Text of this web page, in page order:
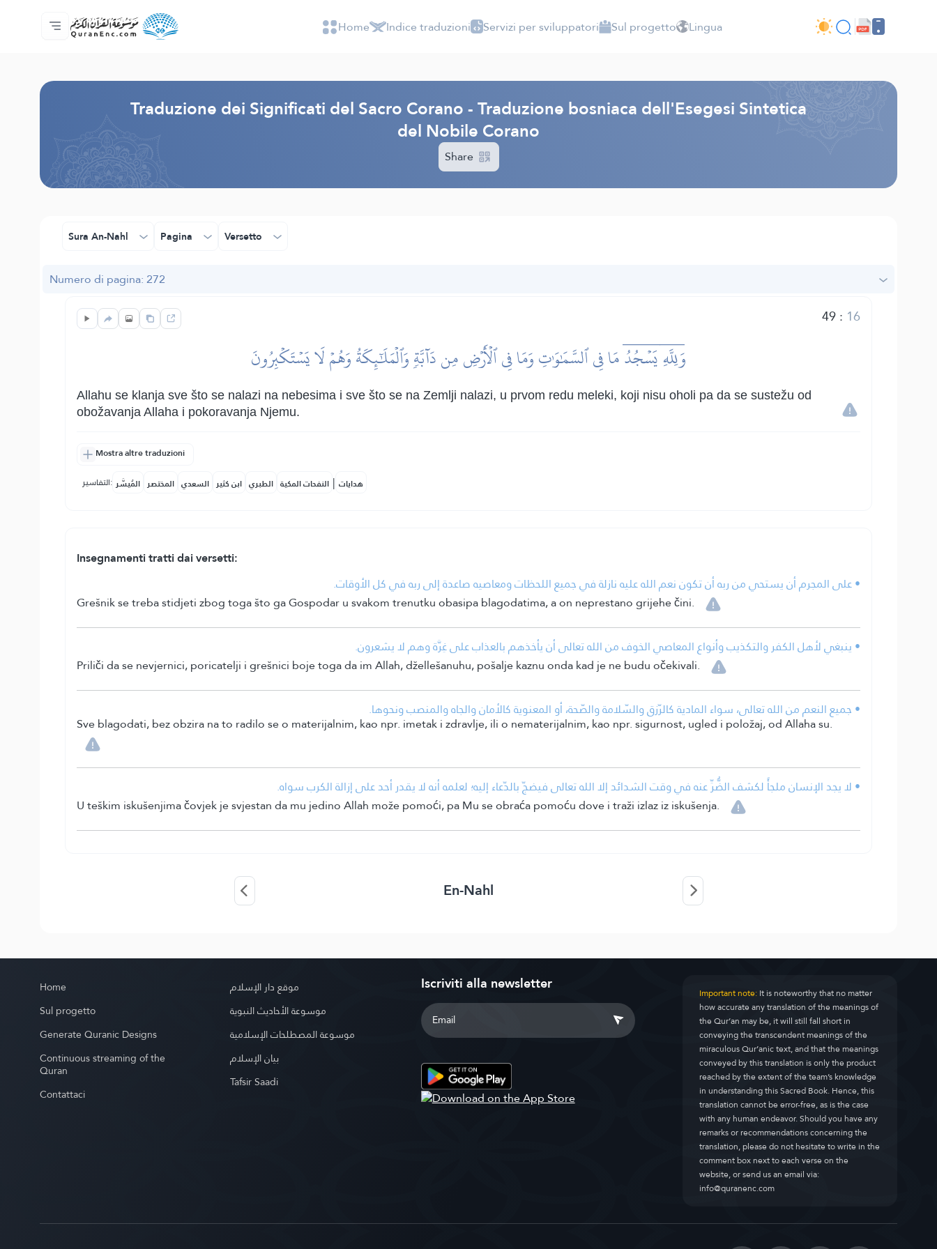
Home
Indice traduzioni
Audio
Servizi per sviluppatori - API
Sul progetto
Contattaci
Lingua Home Indice traduzioni Servizi per sviluppatori Sul progetto Lingua
Traduzione dei Significati del Sacro Corano - Traduzione bosniaca dell'Esegesi Sintetica
del Nobile Corano
Share
Sura An-Nahl Pagina Versetto
Numero di pagina: 272
49: 16
وَلِلَّهِۤ يَسۡجُدُۤ مَا فِي ٱلسَّمَٰوَٰتِ وَمَا فِي ٱلۡأَرۡضِ مِن دَآبَّةٖ وَٱلۡمَلَٰٓئِكَةُ وَهُمۡ لَا يَسۡتَكۡبِرُونَ
Allahu se klanja sve što se nalazi na nebesima i sve što se na Zemlji nalazi, u prvom redu meleki, koji nisu oholi pa da se sustežu od
obožavanja Allaha i pokoravanja Njemu.
Mostra altre traduzioni
التفاسير: المُيسَّر المختصر السعدي ابن كثير الطبري النفحات المكية | هدايات
Insegnamenti tratti dai versetti:
• على المجرم أن يستحي من ربه أن تكون نعم الله عليه نازلة في جميع اللحظات ومعاصيه صاعدة إلى ربه في كل الأوقات.
Grešnik se treba stidjeti zbog toga što ga Gospodar u svakom trenutku obasipa blagodatima, a on neprestano grijehe čini.
• ينبغي لأهل الكفر والتكذيب وأنواع المعاصي الخوف من الله تعالى أن يأخذهم بالعذاب على غِرَّة وهم لا يشعرون.
Priliči da se nevjernici, poricatelji i grešnici boje toga da im Allah, džellešanuhu, pošalje kaznu onda kad je ne budu očekivali.
• جميع النعم من الله تعالى، سواء المادية كالرّزق والسّلامة والصّحة، أو المعنوية كالأمان والجاه والمنصب ونحوها.
Sve blagodati, bez obzira na to radilo se o materijalnim, kao npr. imetak i zdravlje, ili o nematerijalnim, kao npr. sigurnost, ugled i položaj, od Allaha su.
• لا يجد الإنسان ملجأً لكشف الضُّرِّ عنه في وقت الشدائد إلا الله تعالى فيضجّ بالدّعاء إليه؛ لعلمه أنه لا يقدر أحد على إزالة الكرب سواه.
U teškim iskušenjima čovjek je svjestan da mu jedino Allah može pomoći, pa Mu se obraća pomoću dove i traži izlaz iz iskušenja.
En-Nahl
Home
Sul progetto
Generate Quranic Designs
Continuous streaming of the
Quran
Contattaci
موقع دار الإسلام
موسوعة الأحاديث النبوية
موسوعة المصطلحات الإسلامية
بيان الإسلام
Tafsir Saadi
Iscriviti alla newsletter Important note:It is noteworthy that no matter
how accurate any translation of the meanings of
the Qur’an may be, it will still fall short in
conveying the transcendent meanings of the
miraculous Qur’anic text, and that the meanings
conveyed by this translation is only the product
reached by the extent of the team’s knowledge
in understanding this Sacred Book. Hence, this
translation cannot be error-free, as is the case
with any human endeavor. Should you have any
remarks or recommendations concerning the
translation, please do not hesitate to write in the
comment box next to each verse on the
website, or send us an email via:
info@quranenc.com